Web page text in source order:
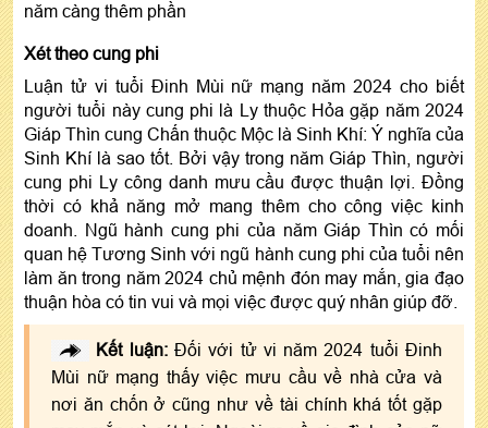
năm càng thêm phần
Xét theo cung phi
Luận tử vi tuổi Đinh Mùi nữ mạng năm 2024 cho biết
người tuổi này cung phi là Ly thuộc Hỏa gặp năm 2024
Giáp Thìn cung Chấn thuộc Mộc là Sinh Khí: Ý nghĩa của
Sinh Khí là sao tốt. Bởi vậy trong năm Giáp Thìn, người
cung phi Ly công danh mưu cầu được thuận lợi. Đồng
thời có khả năng mở mang thêm cho công việc kinh
doanh. Ngũ hành cung phi của năm Giáp Thìn có mối
quan hệ Tương Sinh với ngũ hành cung phi của tuổi nên
làm ăn trong năm 2024 chủ mệnh đón may mắn, gia đạo
thuận hòa có tin vui và mọi việc được quý nhân giúp đỡ.
Kết luận: Đối với tử vi năm 2024 tuổi Đinh
Mùi nữ mạng thấy việc mưu cầu về nhà cửa và
nơi ăn chốn ở cũng như về tài chính khá tốt gặp